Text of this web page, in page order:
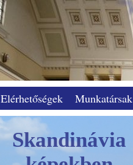
Elérhetőségek Munkatársak
Skandinávia